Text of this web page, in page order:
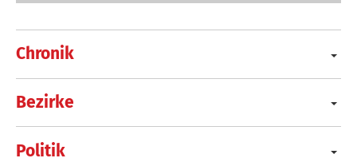
Chronik
Bezirke
Politik